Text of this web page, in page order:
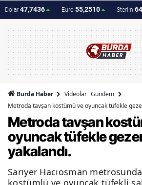
Dolar 47,7436 Euro 55,2510 Sterlin
Burda Haber Videolar Gündem
Metroda tavşan kostümü ve oyuncak tüfekle
Metroda tavşan
oyuncak tüfekle
yakalandı.
Sarıyer Hacıosman
kostümlü ve oyuncak tüfekli